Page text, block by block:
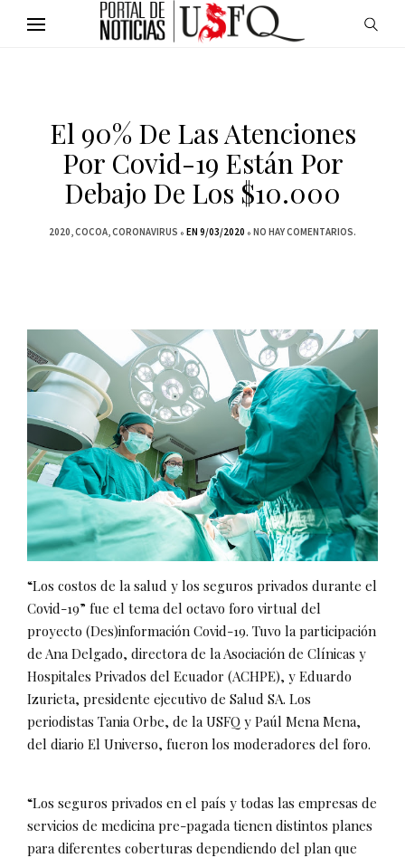
El 90% De Las Atenciones
Por Covid-19 Están Por
Debajo De Los $10.000
2020 COCOA CORONAVIRUS EN 9/03/2020 NO HAY COMENTARIOS.
“Los costos de la salud y los seguros privados durante el
Covid-19” fue el tema del octavo foro virtual del
proyecto (Des)información Covid-19. Tuvo la participación
de Ana Delgado, directora de la Asociación de Clínicas y
Hospitales Privados del Ecuador (ACHPE), y Eduardo
Izurieta, presidente ejecutivo de Salud SA. Los
periodistas Tania Orbe, de la USFQ y Paúl Mena Mena,
del diario El Universo, fueron los moderadores del foro.
“Los seguros privados en el país y todas las empresas de
servicios de medicina pre-pagada tienen distintos planes
para diferentes coberturas dependiendo del plan que